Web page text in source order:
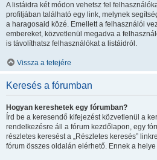
A listáidra két módon vehetsz fel
profiljában található egy link, melynek
a haragosaid közé. Emellett a felhasználói
embereket, közvetlenül megadva a
is távolíthatsz felhasználókat a listáidról.
Vissza a tetejére
Keresés a fórumban
Hogyan kereshetek egy fórumban?
Írd be a keresendő kifejezést közvetlenül a
rendelkezésre áll a fórum kezdőlapon, egy
részletes keresést a „Részletes keresés”
fórum összes oldalán elérhető. Ennek a